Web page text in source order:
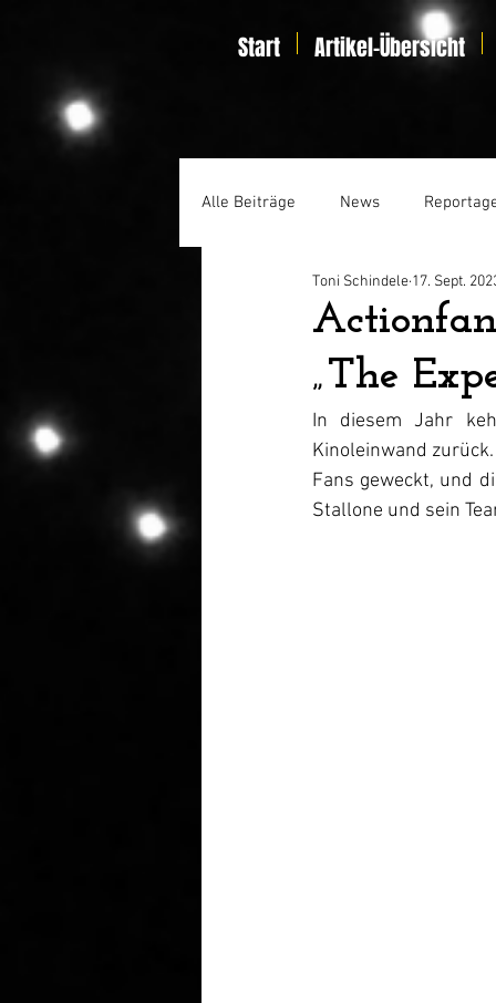
Start Artikel-Übersicht
Alle Beiträge News
Home
„The
Toni Schindele 17. Sept.
In diesem Jahr
Kinoleinwand
Fans geweckt, und
Stallone und sein